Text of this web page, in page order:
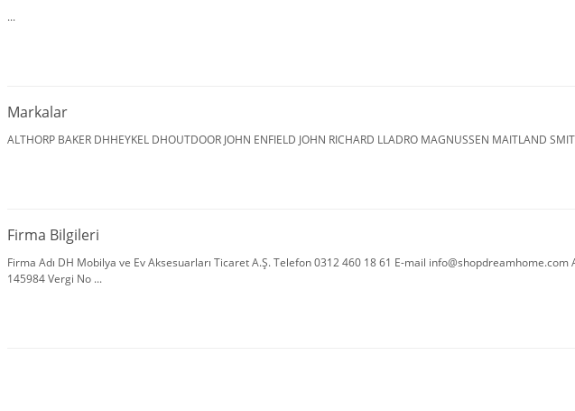
...
Markalar
ALTHORP BAKER DHHEYKEL DHOUTDOOR JOHN ENFIELD JOHN RICHARD LLADRO MAGNUSSEN MAITLAND
Firma Bilgileri
Firma Adı DH Mobilya ve Ev Aksesuarları Ticaret A.Ş. Telefon 0312 460 18 61 E-mail
145984 Vergi No ...